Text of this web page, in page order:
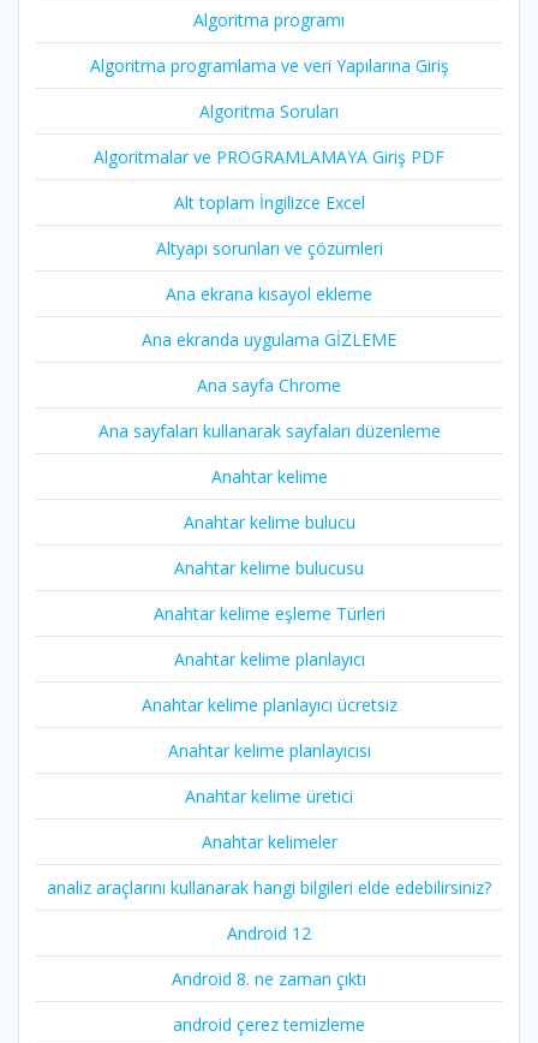
Algoritma programı
Algoritma programlama ve veri Yapılarına Giriş
Algoritma Soruları
Algoritmalar ve PROGRAMLAMAYA Giriş PDF
Alt toplam İngilizce Excel
Altyapı sorunları ve çözümleri
Ana ekrana kısayol ekleme
Ana ekranda uygulama GİZLEME
Ana sayfa Chrome
Ana sayfaları kullanarak sayfaları düzenleme
Anahtar kelime
Anahtar kelime bulucu
Anahtar kelime bulucusu
Anahtar kelime eşleme Türleri
Anahtar kelime planlayıcı
Anahtar kelime planlayıcı ücretsiz
Anahtar kelime planlayıcısı
Anahtar kelime üretici
Anahtar kelimeler
analiz araçlarını kullanarak hangi bilgileri elde edebilirsiniz?
Android 12
Android 8. ne zaman çıktı
android çerez temizleme